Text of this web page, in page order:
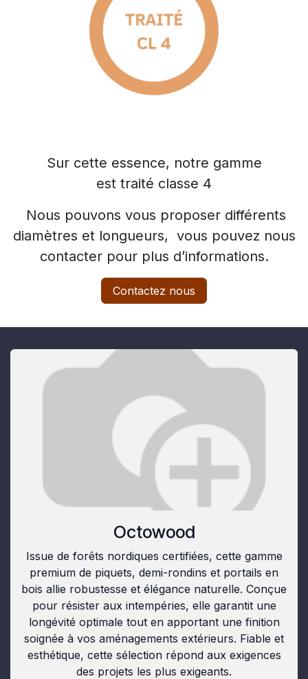
Sur cette essence, notre gamme
est traité classe 4
Nous pouvons vous proposer différents
diamètres et longueurs, vous pouvez nous
contacter pour plus d’informations.
Contactez nous
Octowood
Issue de forêts nordiques certifiées, cette gamme
premium de piquets, demi-rondins et portails en
bois allie robustesse et élégance naturelle. Conçue
pour résister aux intempéries, elle garantit une
longévité optimale tout en apportant une finition
soignée à vos aménagements extérieurs. Fiable et
esthétique, cette sélection répond aux exigences
des projets les plus exigeants.